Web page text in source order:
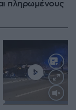
πληρωμένους